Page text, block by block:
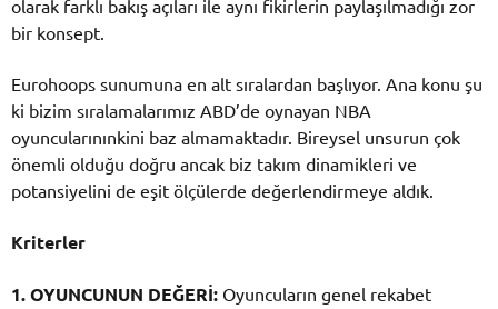
olarak farklı bakış açıları ile aynı fikirlerin paylaşılmadığı zor
bir konsept.
Eurohoops sunumuna en alt sıralardan başlıyor. Ana konu şu
ki bizim sıralamalarımız ABD’de oynayan NBA
oyuncularınınkini baz almamaktadır. Bireysel unsurun çok
önemli olduğu doğru ancak biz takım dinamikleri ve
potansiyelini de eşit ölçülerde değerlendirmeye aldık.
Kriterler
1. OYUNCUNUN DEĞERİ: Oyuncuların genel rekabet